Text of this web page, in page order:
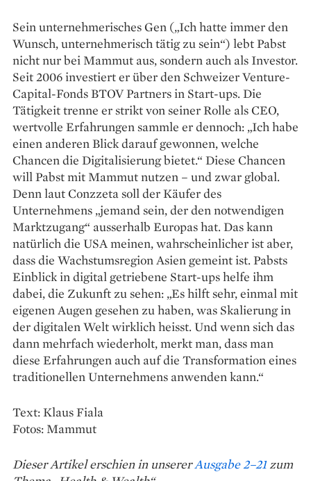
Sein unternehmerisches Gen („Ich ­hatte immer den
Wunsch, unternehmerisch tätig zu sein“) lebt Pabst
nicht nur bei Mammut aus, sondern auch als Investor.
Seit 2006 investiert er über den Schweizer Venture-
Capital-Fonds BTOV Partners in Start-ups. Die
Tätigkeit trenne er strikt von seiner Rolle als CEO,
wertvolle Erfahrungen sammle er dennoch: „Ich habe
einen anderen Blick darauf gewonnen, welche
Chancen die Digitalisierung bietet.“ Diese Chancen
will Pabst mit Mammut nutzen – und zwar global.
Denn laut Conzzeta soll der Käufer des
Unternehmens „jemand sein, der den notwendigen
Markt­zugang“ ausserhalb Europas hat. Das kann
natürlich die USA meinen, wahrscheinlicher ist aber,
dass die Wachstums­region ­Asien gemeint ist. Pabsts
Einblick in digital getriebene Start-ups helfe ihm
dabei, die Zukunft zu sehen: „Es hilft sehr, einmal mit
eigenen Augen gesehen zu haben, was Skalierung in
der digitalen Welt wirklich heisst. Und wenn sich das
dann mehrfach wiederholt, merkt man, dass man
diese Erfahrungen auch auf die Transformation eines
traditionellen Unternehmens anwenden kann.“
Text: Klaus Fiala
Fotos: Mammut
Dieser Artikel erschien in unsererAusgabe 2–21zum